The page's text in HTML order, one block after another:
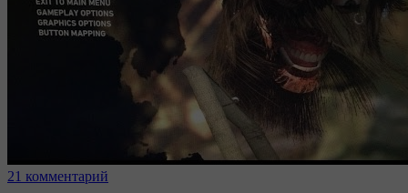
21 комментарий